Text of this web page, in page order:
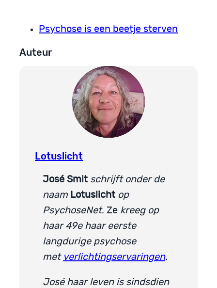
Psychose is een beetje sterven
Auteur
Lotuslicht
José Smit schrijft onder de
naam Lotuslicht op
PsychoseNet. Ze kreeg op
haar 49e haar eerste
langdurige psychose
met verlichtingservaringen.
José haar leven is sindsdien